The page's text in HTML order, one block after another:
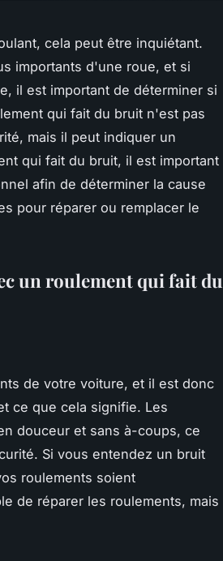
cela peut être inquiétant.
importants d'une roue, et si
il est important de déterminer si
qui fait du bruit n'est pas
mais il peut indiquer un
qui fait du bruit, il est important
afin de déterminer la cause
pour réparer ou remplacer le
un roulement qui fait du
de votre voiture, et il est donc
ce que cela signifie. Les
douceur et sans à-coups, ce
Si vous entendez un bruit
roulements soient
de réparer les roulements, mais